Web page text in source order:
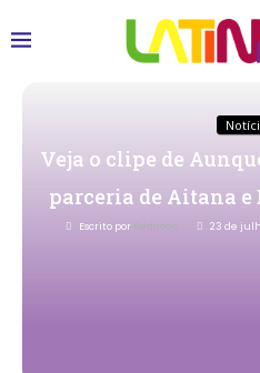
Veja o clipe de
parceria de Aitana
Escrito por Redacao 23 de